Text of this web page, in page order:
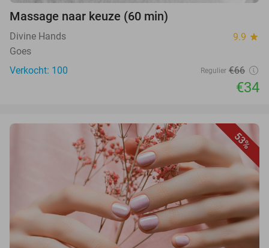
Massage naar keuze (60 min)
Divine Hands 9.9 star
Goes
Verkocht: 100
Regulier €66
€34
53%